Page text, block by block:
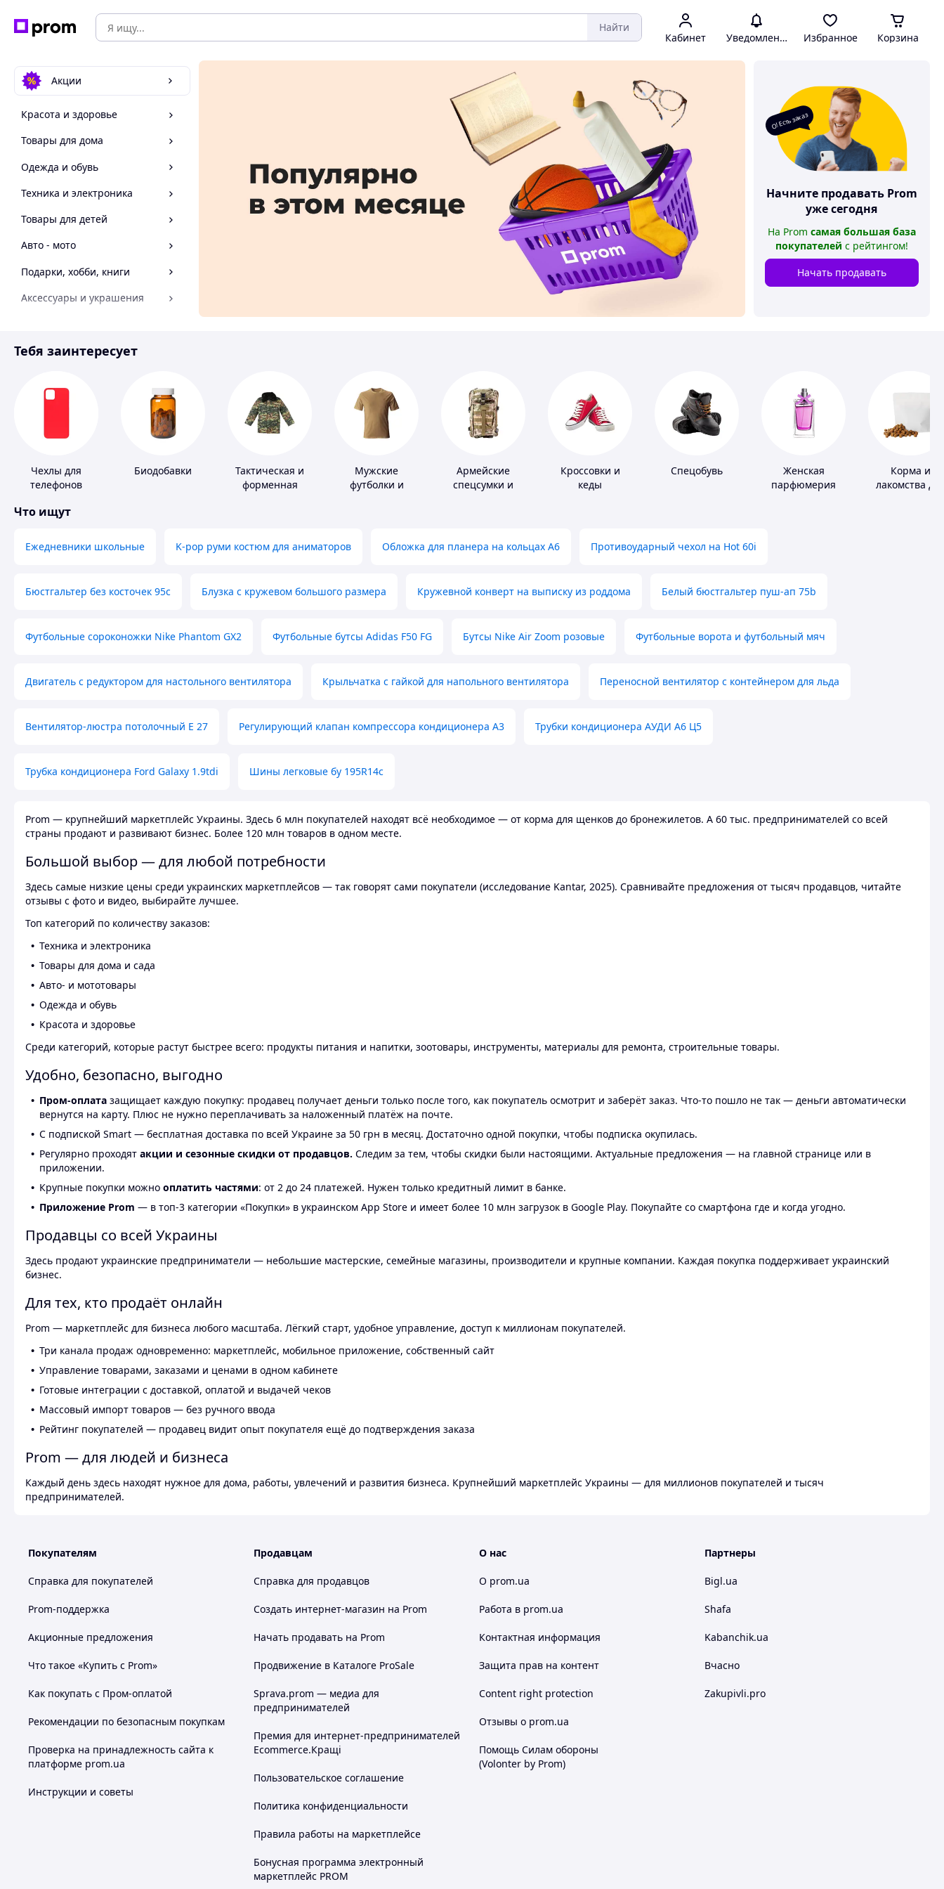
Найти
Кабинет Уведомления Избранное Корзина
Акции
Красота и здоровье
Товары для дома
Одежда и обувь
Техника и электроника
Товары для детей
Авто - мото
Подарки, хобби, книги
Аксессуары и украшения
Спорт и отдых
О! Есть заказ
Начните продавать Prom
уже сегодня
На Prom самая большая база
покупателей с рейтингом!
Начать продавать
Тебя заинтересует
Чехлы для
телефонов
Биодобавки
Тактическая и
форменная
Мужские
футболки и
Армейские
спецсумки и
Кроссовки и
кеды
Спецобувь
Женская
парфюмерия
Корма и
лакомства
Что ищут
Ежедневники школьные K-pop руми костюм для аниматоров Обложка для планера на кольцах А6 Противоударный чехол на Hot 60i
Бюстгальтер без косточек 95с Блузка с кружевом большого размера Кружевной конверт на выписку из роддома Белый бюстгальтер пуш-ап 75b
Футбольные сороконожки Nike Phantom GX2 Футбольные бутсы Adidas F50 FG Бутсы Nike Air Zoom розовые Футбольные ворота и футбольный мяч
Двигатель с редуктором для настольного вентилятора Крыльчатка с гайкой для напольного вентилятора Переносной вентилятор с контейнером для льда
Вентилятор-люстра потолочный E 27 Регулирующий клапан компрессора кондиционера А3 Трубки кондиционера АУДИ А6 Ц5
Трубка кондиционера Ford Galaxy 1.9tdi Шины легковые бу 195R14c
Prom — крупнейший маркетплейс Украины. Здесь 6 млн покупателей находят всё необходимое — от корма для щенков до бронежилетов. А 60 тыс. предпринимателей со всей
страны продают и развивают бизнес. Более 120 млн товаров в одном месте.
Большой выбор — для любой потребности
Здесь самые низкие цены среди украинских маркетплейсов — так говорят сами покупатели (исследование Kantar, 2025). Сравнивайте предложения от тысяч продавцов, читайте
отзывы с фото и видео, выбирайте лучшее.
Топ категорий по количеству заказов:
Техника и электроника
Товары для дома и сада
Авто- и мототовары
Одежда и обувь
Красота и здоровье
Среди категорий, которые растут быстрее всего: продукты питания и напитки, зоотовары, инструменты, материалы для ремонта, строительные товары.
Удобно, безопасно, выгодно
Пром-оплата защищает каждую покупку: продавец получает деньги только после того, как покупатель осмотрит и заберёт заказ. Что-то пошло не так — деньги автоматически
вернутся на карту. Плюс не нужно переплачивать за наложенный платёж на почте.
С подпиской Smart — бесплатная доставка по всей Украине за 50 грн в месяц. Достаточно одной покупки, чтобы подписка окупилась.
Регулярно проходят акции и сезонные скидки от продавцов. Следим за тем, чтобы скидки были настоящими. Актуальные предложения — на главной странице или в
приложении.
Крупные покупки можно оплатить частями: от 2 до 24 платежей. Нужен только кредитный лимит в банке.
Приложение Prom — в топ-3 категории «Покупки» в украинском App Store и имеет более 10 млн загрузок в Google Play. Покупайте со смартфона где и когда угодно.
Продавцы со всей Украины
Здесь продают украинские предприниматели — небольшие мастерские, семейные магазины, производители и крупные компании. Каждая покупка поддерживает украинский
бизнес.
Для тех, кто продаёт онлайн
Prom — маркетплейс для бизнеса любого масштаба. Лёгкий старт, удобное управление, доступ к миллионам покупателей.
Три канала продаж одновременно: маркетплейс, мобильное приложение, собственный сайт
Управление товарами, заказами и ценами в одном кабинете
Готовые интеграции с доставкой, оплатой и выдачей чеков
Массовый импорт товаров — без ручного ввода
Рейтинг покупателей — продавец видит опыт покупателя ещё до подтверждения заказа
Prom — для людей и бизнеса
Каждый день здесь находят нужное для дома, работы, увлечений и развития бизнеса. Крупнейший маркетплейс Украины — для миллионов покупателей и тысяч
предпринимателей.
Покупателям
Справка для покупателей
Prom-поддержка
Акционные предложения
Что такое «Купить с Prom»
Как покупать с Пром-оплатой
Рекомендации по безопасным покупкам
Проверка на принадлежность сайта к
платформе prom.ua
Инструкции и советы
Продавцам
Справка для продавцов
Создать интернет-магазин на Prom
Начать продавать на Prom
Продвижение в Каталоге ProSale
Sprava.prom — медиа для
предпринимателей
Премия для интернет-предпринимателей
Ecommerce.Кращі
Пользовательское соглашение
Политика конфиденциальности
Правила работы на маркетплейсе
Бонусная программа электронный
маркетплейс PROM
О нас
О prom.ua
Работа в prom.ua
Контактная информация
Защита прав на контент
Content right protection
Отзывы о prom.ua
Помощь Силам обороны
(Volonter by Prom)
Партнеры
Bigl.ua
Shafa
Kabanchik.ua
Вчасно
Zakupivli.pro